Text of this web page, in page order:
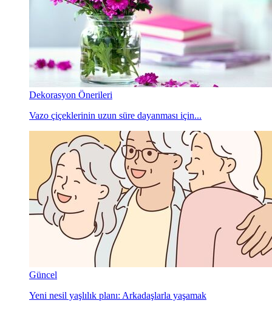
Dekorasyon Önerileri
Vazo çiçeklerinin uzun süre dayanması için...
Güncel
Yeni nesil yaşlılık planı: Arkadaşlarla yaşamak